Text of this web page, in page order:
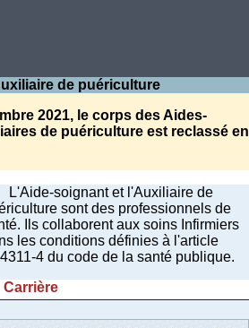
de puériculture
2021, le corps des Aides-
de puériculture est reclassé en
L'Aide-soignant et l'Auxiliaire de
sont des professionnels de
Ils collaborent aux soins Infirmiers
les conditions définies à l'article
4 du code de la santé publique.
Carrière